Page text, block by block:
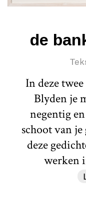
de
In deze
Blyden je
negentig
schoot van
deze
werken